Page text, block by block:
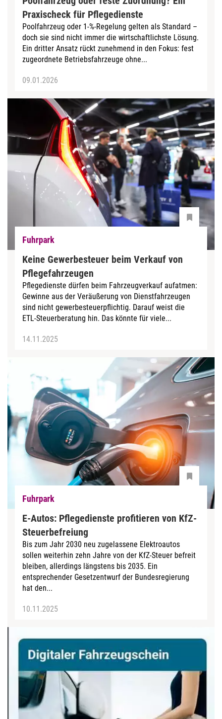
Praxischeck für Pflegedienste
Poolfahrzeug oder 1‑%-Regelung gelten als Standard –
doch sie sind nicht immer die wirtschaftlichste Lösung.
Ein dritter Ansatz rückt zunehmend in den Fokus: fest
zugeordnete Betriebsfahrzeuge ohne...
09.01.2026
Fuhrpark
Keine Gewerbesteuer beim Verkauf von
Pflegefahrzeugen
Pflegedienste dürfen beim Fahrzeugverkauf aufatmen:
Gewinne aus der Veräußerung von Dienstfahrzeugen
sind nicht gewerbesteuerpflichtig. Darauf weist die
ETL-Steuerberatung hin. Das könnte für viele...
14.11.2025
Fuhrpark
E-Autos: Pflegedienste profitieren von KfZ-
Steuerbefreiung
Bis zum Jahr 2030 neu zugelassene Elektroautos
sollen weiterhin zehn Jahre von der KfZ-Steuer befreit
bleiben, allerdings längstens bis 2035. Ein
entsprechender Gesetzentwurf der Bundesregierung
hat den...
10.11.2025